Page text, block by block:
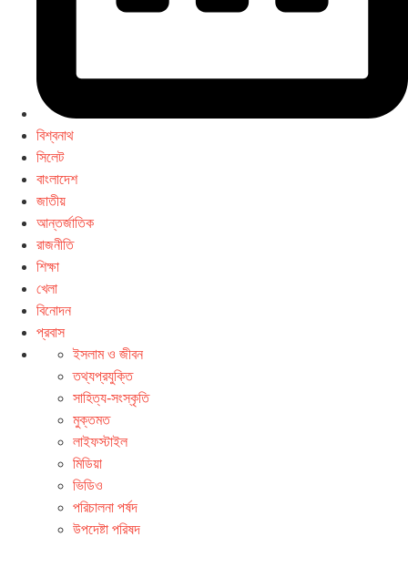
বিশ্বনাথ
সিলেট
বাংলাদেশ
জাতীয়
আন্তর্জাতিক
রাজনীতি
শিক্ষা
খেলা
বিনোদন
প্রবাস
ইসলাম ও জীবন
তথ্যপ্রযুক্তি
সাহিত্য-সংস্কৃতি
মুক্তমত
লাইফস্টাইল
মিডিয়া
ভিডিও
পরিচালনা পর্ষদ
উপদেষ্টা পরিষদ